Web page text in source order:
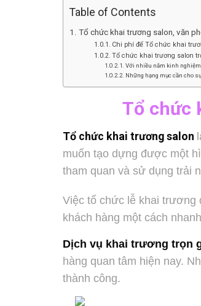
Table of Contents
Tổ chức khai trương salon, văn
Chi phí để Tổ chức khai
Tổ chức khai trương salon
Với nhiều năm kinh
Những hạng mục cần cho
Tổ chức
Tổ chức khai trương salon
muốn tạo dựng được một
tham quan và sử dụng trải
Việc tổ chức lễ khai trương
khách hàng một cách
Dịch vụ khai trương trọn
hàng quan tâm hiện nay.
thành công.